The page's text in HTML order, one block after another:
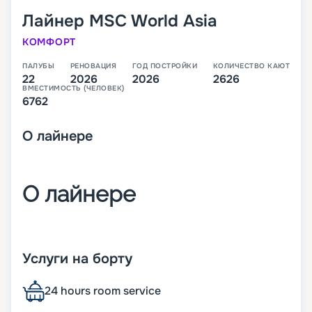
Лайнер MSC World Asia
КОМФОРТ
ПАЛУБЫ
22
РЕНОВАЦИЯ
2026
ГОД ПОСТРОЙКИ
2026
КОЛИЧЕСТВО КАЮТ
2626
ВМЕСТИМОСТЬ (ЧЕЛОВЕК)
6762
О лайнере
О лайнере
который будет спущен на воду в 2026 году. В
своем первом сезоне он будет выполнять круизы
по Средиземноморью.
На лайнере будет целые 22 палубы, с каютами,
ресторанами, барами и большим количеством
Услуги на борту
24 hours room service